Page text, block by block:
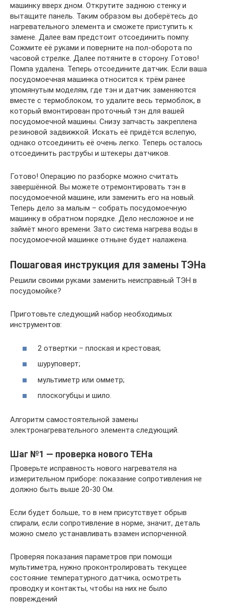
машинку вверх дном. Открутите заднюю стенку и
вытащите панель. Таким образом вы доберётесь до
нагревательного элемента и сможете приступить к
замене. Далее вам предстоит отсоединить помпу.
Сожмите её руками и поверните на пол-оборота по
часовой стрелке. Далее потяните в сторону. Готово!
Помпа удалена. Теперь отсоедините датчик. Если ваша
посудомоечная машинка относится к трём ранее
упомянутым моделям, где тэн и датчик заменяются
вместе с термоблоком, то удалите весь термоблок, в
который вмонтирован проточный тэн для вашей
посудомоечной машины. Снизу запчасть закреплена
резиновой задвижкой. Искать её придётся вслепую,
однако отсоединить её очень легко. Теперь осталось
отсоединить раструбы и штекеры датчиков.
Готово! Операцию по разборке можно считать
завершённой. Вы можете отремонтировать тэн в
посудомоечной машине, или заменить его на новый.
Теперь дело за малым – собрать посудомоечную
машинку в обратном порядке. Дело несложное и не
займёт много времени. Зато система нагрева воды в
посудомоечной машинке отныне будет налажена.
Пошаговая инструкция для замены ТЭНа
Решили своими руками заменить неисправный ТЭН в
посудомойке?
Приготовьте следующий набор необходимых
инструментов:
2 отвертки – плоская и крестовая;
шуруповерт;
мультиметр или омметр;
плоскогубцы и шило.
Алгоритм самостоятельной замены
электронагревательного элемента следующий.
Шаг №1 — проверка нового ТЕНа
Проверьте исправность нового нагревателя на
измерительном приборе: показание сопротивления не
должно быть выше 20-30 Ом.
Если будет больше, то в нем присутствует обрыв
спирали, если сопротивление в норме, значит, деталь
можно смело устанавливать взамен испорченной.
Проверяя показания параметров при помощи
мультиметра, нужно проконтролировать текущее
состояние температурного датчика, осмотреть
проводку и контакты, чтобы на них не было
повреждений